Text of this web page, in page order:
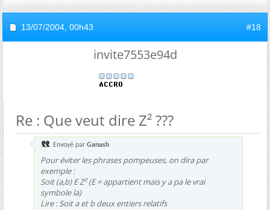
13/07/2004, 00h43 #18
invite7553e94d
Re : Que veut dire Z² ???
Envoyé par Ganash
Pour éviter les phrases pompeuses, on dira par
exemple :
Soit (a,b) E Z² (E = appartient mais y a pa le vrai
symbole la)
Lire : Soit a et b deux entiers relatifs